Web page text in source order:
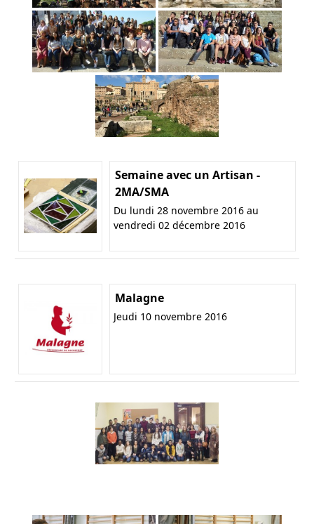
Semaine avec un Artisan -
2MA/SMA
Du lundi 28 novembre 2016 au
vendredi 02 décembre 2016
Malagne
Jeudi 10 novembre 2016